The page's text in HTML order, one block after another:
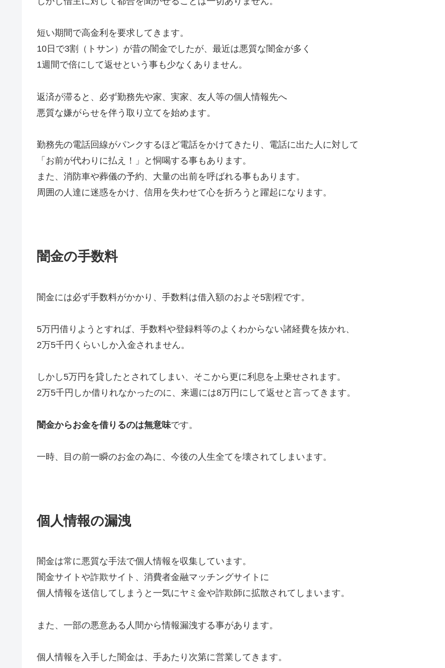
短い期間で高金利を要求してきます。
10日で3割（トサン）が昔の闇金でしたが、最近は悪質な闇金が多く
1週間で倍にして返せという事も少なくありません。
返済が滞ると、必ず勤務先や家、実家、友人等の個人情報先へ
悪質な嫌がらせを伴う取り立てを始めます。
勤務先の電話回線がパンクするほど電話をかけてきたり、電話に出た人に対して
「お前が代わりに払え！」と恫喝する事もあります。
また、消防車や葬儀の予約、大量の出前を呼ばれる事もあります。
周囲の人達に迷惑をかけ、信用を失わせて心を折ろうと躍起になります。
闇金の手数料
闇金には必ず手数料がかかり、手数料は借入額のおよそ5割程です。
5万円借りようとすれば、手数料や登録料等のよくわからない諸経費を抜かれ、
2万5千円くらいしか入金されません。
しかし5万円を貸したとされてしまい、そこから更に利息を上乗せされます。
2万5千円しか借りれなかったのに、来週には8万円にして返せと言ってきます。
闇金からお金を借りるのは無意味です。
一時、目の前一瞬のお金の為に、今後の人生全てを壊されてしまいます。
個人情報の漏洩
闇金は常に悪質な手法で個人情報を収集しています。
闇金サイトや詐欺サイト、消費者金融マッチングサイトに
個人情報を送信してしまうと一気にヤミ金や詐欺師に拡散されてしまいます。
また、一部の悪意ある人間から情報漏洩する事があります。
個人情報を入手した闇金は、手あたり次第に営業してきます。